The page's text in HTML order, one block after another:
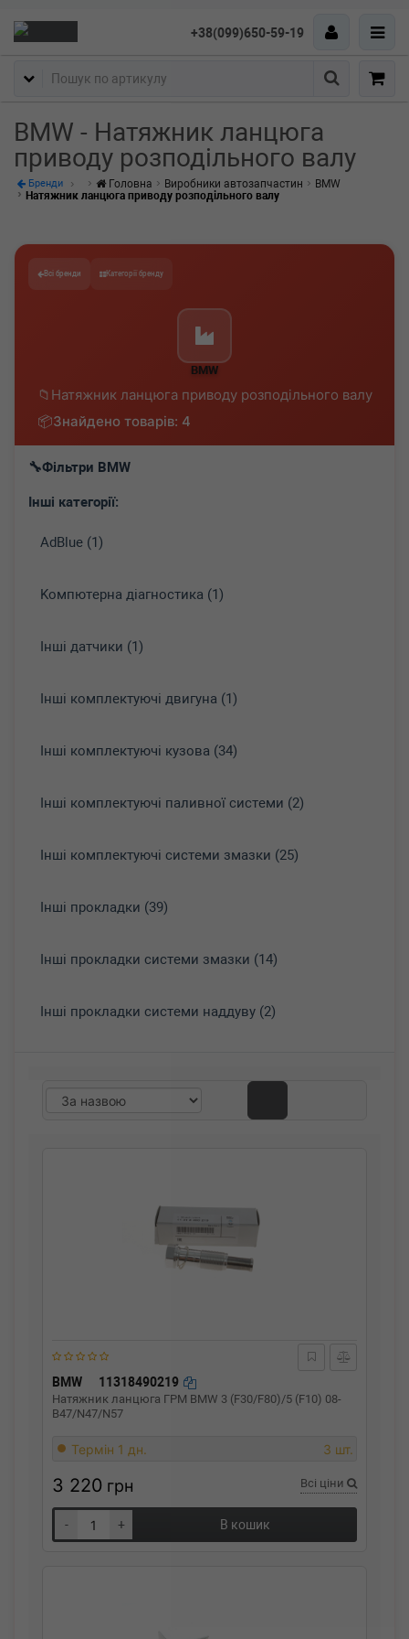
+38(099)650-59-19
Пошук
BMW - Натяжник ланцюга
приводу розподільного валу
Бренди Головна Виробники автозапчастин
BMW
Натяжник ланцюга приводу розподільного валу
Всі бренди Категорії бренду
BMW
Натяжник ланцюга приводу розподільного валу
Знайдено товарів: 4
Фільтри BMW
Інші категорії:
AdBlue (1)
Koмпютepнa діaгнocтикa (1)
Інші датчики (1)
Інші комплектуючі двигуна (1)
Інші комплектуючі кузова (34)
Інші комплектуючі паливної системи (2)
Інші комплектуючі системи змазки (25)
Інші прокладки (39)
Інші прокладки системи змазки (14)
Інші прокладки системи наддуву (2)
BMW 11318490219
Натяжник ланцюга ГРМ BMW 3 (F30/F80)/5 (F10) 08-
B47/N47/N57
Термін 1 дн. 3 шт.
3 220 грн Всі ціни
- + В кошик